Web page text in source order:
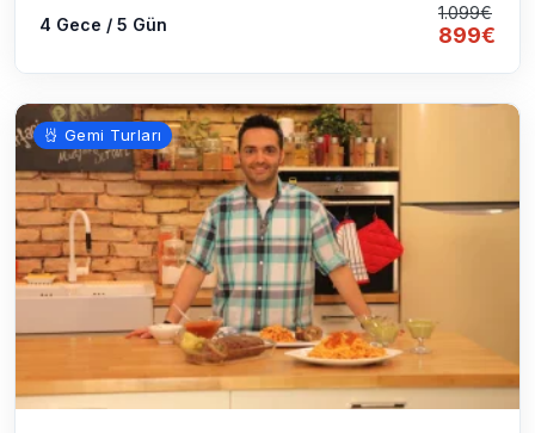
4 Gece / 5 Gün
1.099€
899€
Gemi Turları